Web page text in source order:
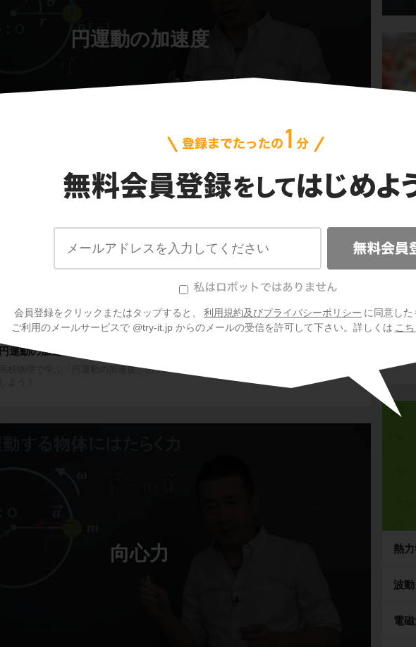
会員登録をクリックまたはタップすると、 利用規約及びプライバシーポリシー に同意し
ご利用のメールサービスで @try-it.jp からのメールの受信を許可して下さい。詳しくは こ
円運動の加速度
等速円運動の加速度
等速円運動の速度と加速度
高校物理で学ぶ「円運動の加速度」のテストによく出るポイント（等速円運動の速度と
円運動の加速度
高校物理で学ぶ「円運動の加速度」のテストによく出る練習（円運動の加速度）を学習
向心力
会
ご
熱
波動
電